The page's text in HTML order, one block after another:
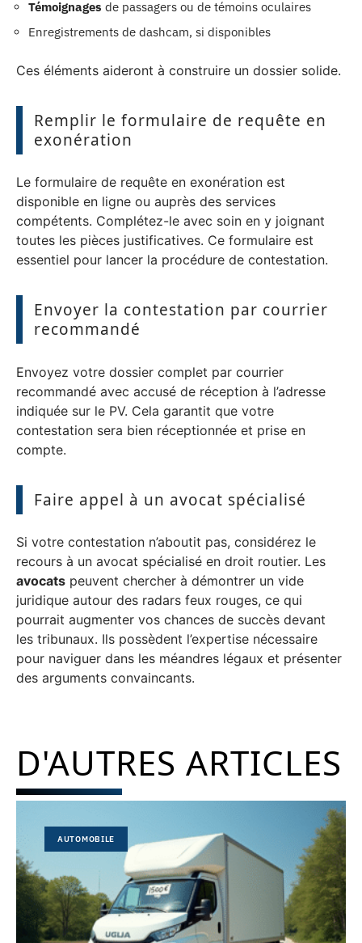
Témoignages de passagers ou de témoins oculaires
Enregistrements de dashcam, si disponibles
Ces éléments aideront à construire un dossier solide.
Remplir le formulaire de requête en
exonération
Le formulaire de requête en exonération est
disponible en ligne ou auprès des services
compétents. Complétez-le avec soin en y joignant
toutes les pièces justificatives. Ce formulaire est
essentiel pour lancer la procédure de contestation.
Envoyer la contestation par courrier
recommandé
Envoyez votre dossier complet par courrier
recommandé avec accusé de réception à l’adresse
indiquée sur le PV. Cela garantit que votre
contestation sera bien réceptionnée et prise en
compte.
Faire appel à un avocat spécialisé
Si votre contestation n’aboutit pas, considérez le
recours à un avocat spécialisé en droit routier. Les
avocats peuvent chercher à démontrer un vide
juridique autour des radars feux rouges, ce qui
pourrait augmenter vos chances de succès devant
les tribunaux. Ils possèdent l’expertise nécessaire
pour naviguer dans les méandres légaux et présenter
des arguments convaincants.
D'AUTRES ARTICLES
AUTOMOBILE